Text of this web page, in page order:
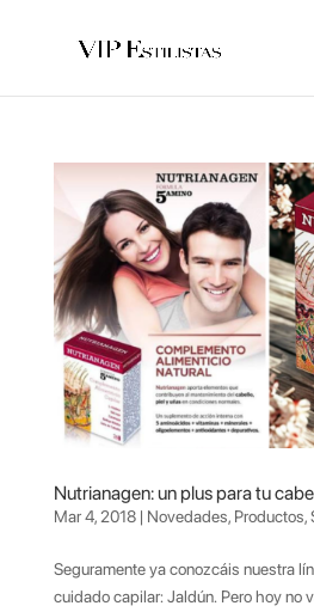
Nutrianagen: un plus para tu
Mar 4, 2018| Novedades, Productos,
Seguramente ya conozcáis nuestra
cuidado capilar: Jaldún. Pero hoy no